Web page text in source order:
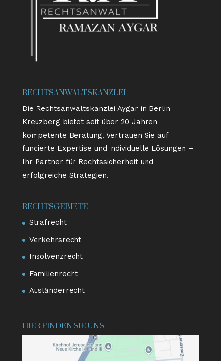
RECHTSANWALTSKANZLEI
Die Rechtsanwaltskanzlei Aygar in Berlin
Kreuzberg bietet seit über 20 Jahren
kompetente Beratung. Vertrauen Sie auf
fundierte Expertise und individuelle Lösungen –
Ihr Partner für Rechtssicherheit und
erfolgreiche Strategien.
RECHTSGEBIETE
Strafrecht
Verkehrsrecht
Insolvenzrecht
Familienrecht
Ausländerrecht
HIER FINDEN SIE UNS